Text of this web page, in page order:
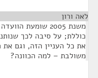
לאה ורון
משנת 2005 שומעת
כוללת; על סיבה לכך
את כל העניין הזה, וגם
משולבת – למה הכוונה?